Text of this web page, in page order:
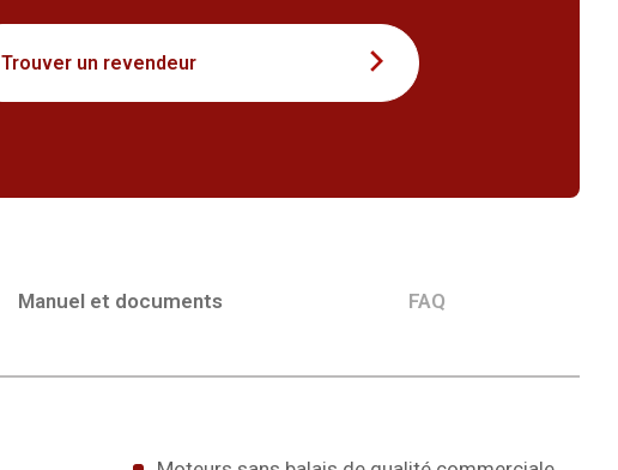
Trouver un revendeur
Manuel et documents FAQ